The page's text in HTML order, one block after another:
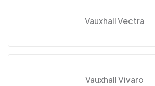
Vauxhall Vectra
Vauxhall Vivaro